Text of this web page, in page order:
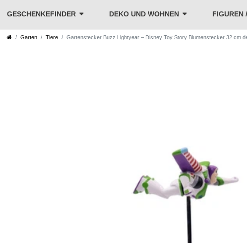
GESCHENKEFINDER DEKO UND WOHNEN FIGUREN
Garten Tiere Gartenstecker Buzz Lightyear – Disney Toy Story Blumenstecker 32 cm